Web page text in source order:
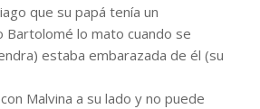
que su papá tenía un
Bartolomé lo mato cuando se
estaba embarazada de él (su
Malvina a su lado y no puede